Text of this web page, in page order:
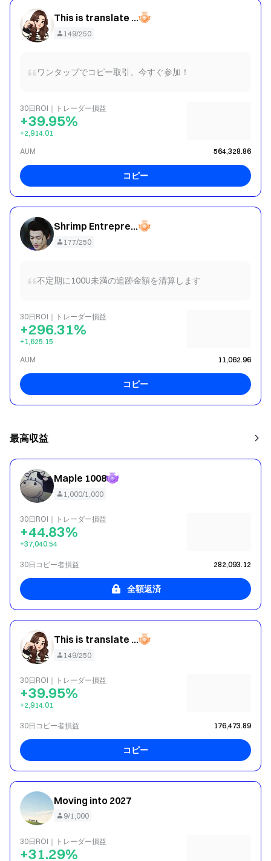
This is translate content : Very fierce and aggressive
149/250
ワンタップでコピー取引。今すぐ参加！
30日ROI｜トレーダー損益
+39.95%
+2,914.01
AUM
564,328.86
コピー
Shrimp Entrepreneurship
177/250
不定期に100U未満の追跡金額を清算します
30日ROI｜トレーダー損益
+296.31%
+1,625.15
AUM
11,062.96
コピー
最高収益
Maple 1008
1,000/1,000
30日ROI｜トレーダー損益
+44.83%
+37,040.54
30日コピー者損益 282,093.12
全額返済
This is translate content : Very fierce and aggressive
149/250
30日ROI｜トレーダー損益
+39.95%
+2,914.01
30日コピー者損益 176,473.89
コピー
Moving into 2027
9/1,000
30日ROI｜トレーダー損益
+31.29%